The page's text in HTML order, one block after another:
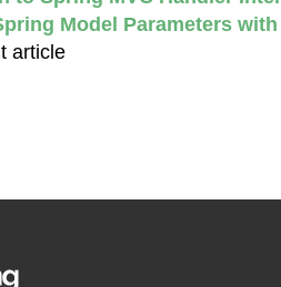
Model Parameters
article